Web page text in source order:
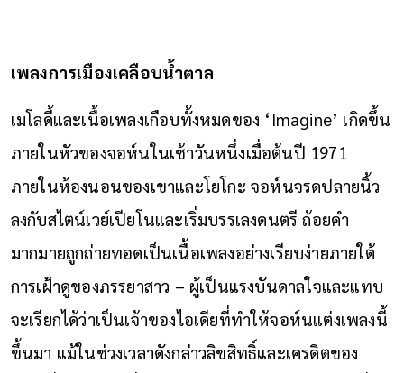
เพลงการเมืองเคลือบน้ำตาล
เมโลดี้และเนื้อเพลงเกือบทั้งหมดของ ‘Imagine’ เกิดขึ้น
ภายในหัวของจอห์นในเช้าวันหนึ่งเมื่อต้นปี 1971
ภายในห้องนอนของเขาและโยโกะ จอห์นจรดปลายนิ้ว
ลงกับสไตน์เวย์เปียโนและเริ่มบรรเลงดนตรี ถ้อยคำ
มากมายถูกถ่ายทอดเป็นเนื้อเพลงอย่างเรียบง่ายภายใต้
การเฝ้าดูของภรรยาสาว – ผู้เป็นแรงบันดาลใจและแทบ
จะเรียกได้ว่าเป็นเจ้าของไอเดียที่ทำให้จอห์นแต่งเพลงนี้
ขึ้นมา แม้ในช่วงเวลาดังกล่าวลิขสิทธิ์และเครดิตของ